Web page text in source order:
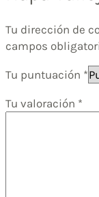
Tu dirección de
campos
Tu puntuación *
Tu valoración *